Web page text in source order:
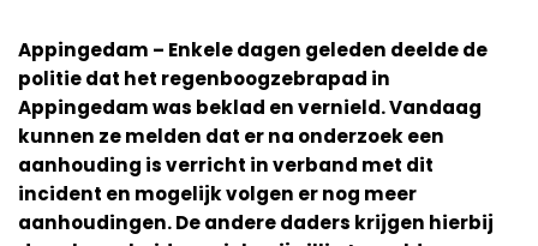
Appingedam – Enkele dagen geleden deelde de
politie dat het regenboogzebrapad in
Appingedam was beklad en vernield. Vandaag
kunnen ze melden dat er na onderzoek een
aanhouding is verricht in verband met dit
incident en mogelijk volgen er nog meer
aanhoudingen. De andere daders krijgen hierbij